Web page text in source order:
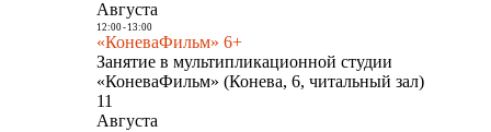
Августа
12:00- 13:00
«КоневаФильм» 6+
Занятие в мультипликационной студии
«КоневаФильм» (Конева, 6, читальный зал)
11
Августа